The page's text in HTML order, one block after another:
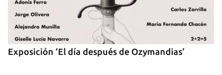
Exposición ‘El día después de Ozymandias’